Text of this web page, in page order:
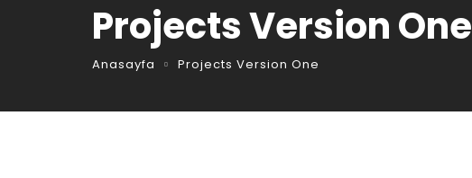
Projects Version One
Anasayfa Projects Version One